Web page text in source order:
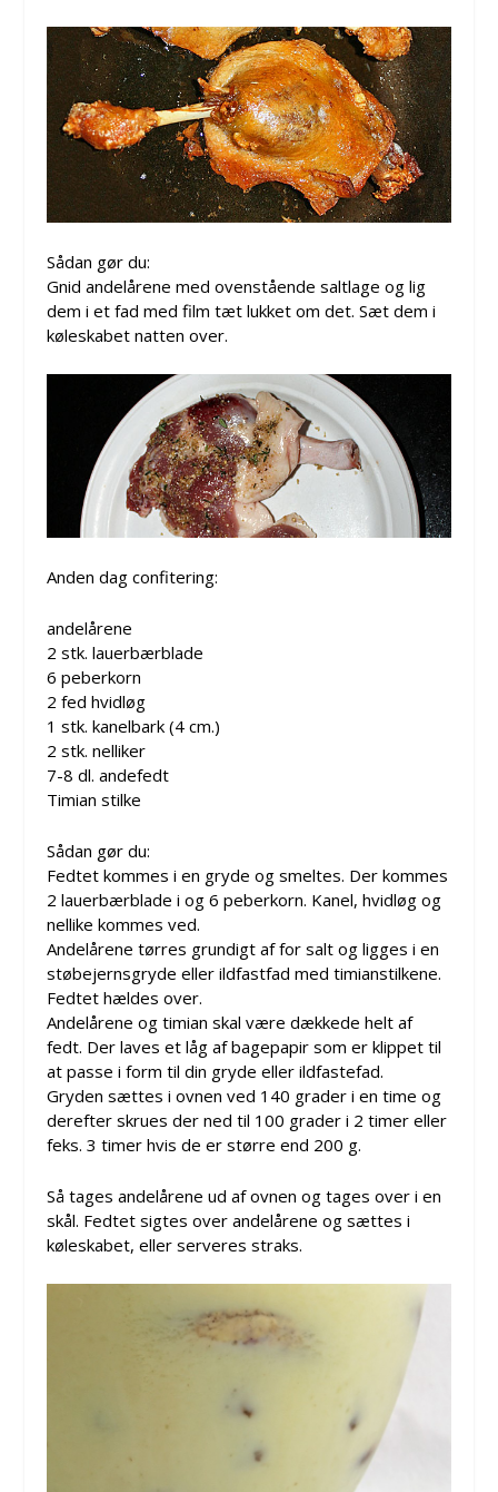
Sådan gør du:
Gnid andelårene med ovenstående saltlage og lig
dem i et fad med film tæt lukket om det. Sæt dem i
køleskabet natten over.
Anden dag confitering:
andelårene
2 stk. lauerbærblade
6 peberkorn
2 fed hvidløg
1 stk. kanelbark (4 cm.)
2 stk. nelliker
7-8 dl. andefedt
Timian stilke
Sådan gør du:
Fedtet kommes i en gryde og smeltes. Der kommes
2 lauerbærblade i og 6 peberkorn. Kanel, hvidløg og
nellike kommes ved.
Andelårene tørres grundigt af for salt og ligges i en
støbejernsgryde eller ildfastfad med timianstilkene.
Fedtet hældes over.
Andelårene og timian skal være dækkede helt af
fedt. Der laves et låg af bagepapir som er klippet til
at passe i form til din gryde eller ildfastefad.
Gryden sættes i ovnen ved 140 grader i en time og
derefter skrues der ned til 100 grader i 2 timer eller
feks. 3 timer hvis de er større end 200 g.
Så tages andelårene ud af ovnen og tages over i en
skål. Fedtet sigtes over andelårene og sættes i
køleskabet, eller serveres straks.